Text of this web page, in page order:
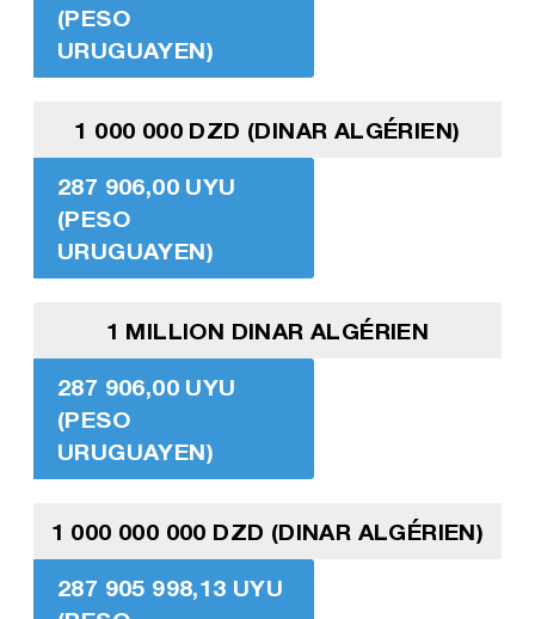
(PESO
URUGUAYEN)
1 000 000 DZD (DINAR ALGÉRIEN)
287 906,00 UYU
(PESO
URUGUAYEN)
1 MILLION DINAR ALGÉRIEN
287 906,00 UYU
(PESO
URUGUAYEN)
1 000 000 000 DZD (DINAR ALGÉRIEN)
287 905 998,13 UYU